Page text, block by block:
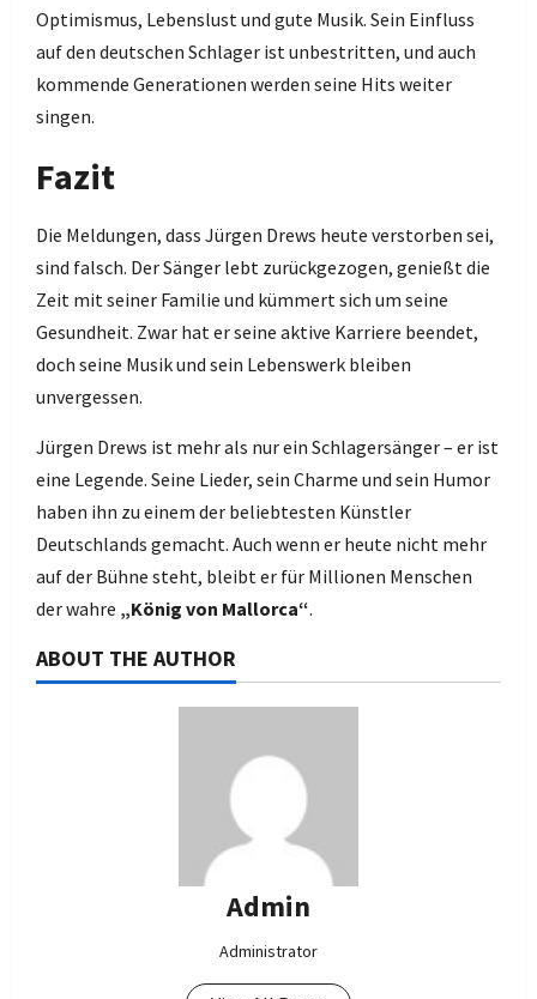
Optimismus, Lebenslust und gute Musik. Sein Einfluss
auf den deutschen Schlager ist unbestritten, und auch
kommende Generationen werden seine Hits weiter
singen.
Fazit
Die Meldungen, dass Jürgen Drews heute verstorben sei,
sind falsch. Der Sänger lebt zurückgezogen, genießt die
Zeit mit seiner Familie und kümmert sich um seine
Gesundheit. Zwar hat er seine aktive Karriere beendet,
doch seine Musik und sein Lebenswerk bleiben
unvergessen.
Jürgen Drews ist mehr als nur ein Schlagersänger – er ist
eine Legende. Seine Lieder, sein Charme und sein Humor
haben ihn zu einem der beliebtesten Künstler
Deutschlands gemacht. Auch wenn er heute nicht mehr
auf der Bühne steht, bleibt er für Millionen Menschen
der wahre „König von Mallorca“.
ABOUT THE AUTHOR
Admin
Administrator